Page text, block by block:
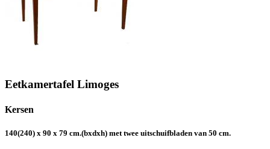
Eetkamertafel Limoges
Kersen
140(240) x 90 x 79 cm.(bxdxh) met twee uitschuifbladen van 50 cm.